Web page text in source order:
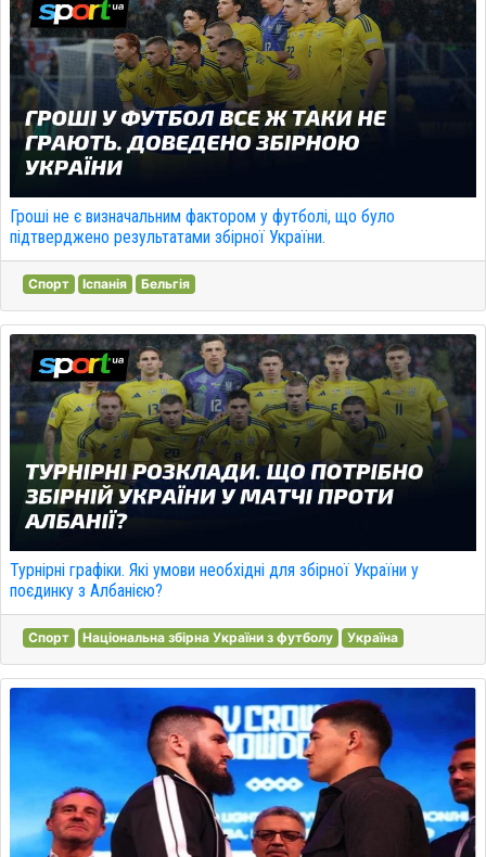
Гроші не є визначальним фактором у футболі, що було
підтверджено результатами збірної України.
Спорт Іспанія Бельгія
Турнірні графіки. Які умови необхідні для збірної України у
поєдинку з Албанією?
Спорт Національна збірна України з футболу Україна